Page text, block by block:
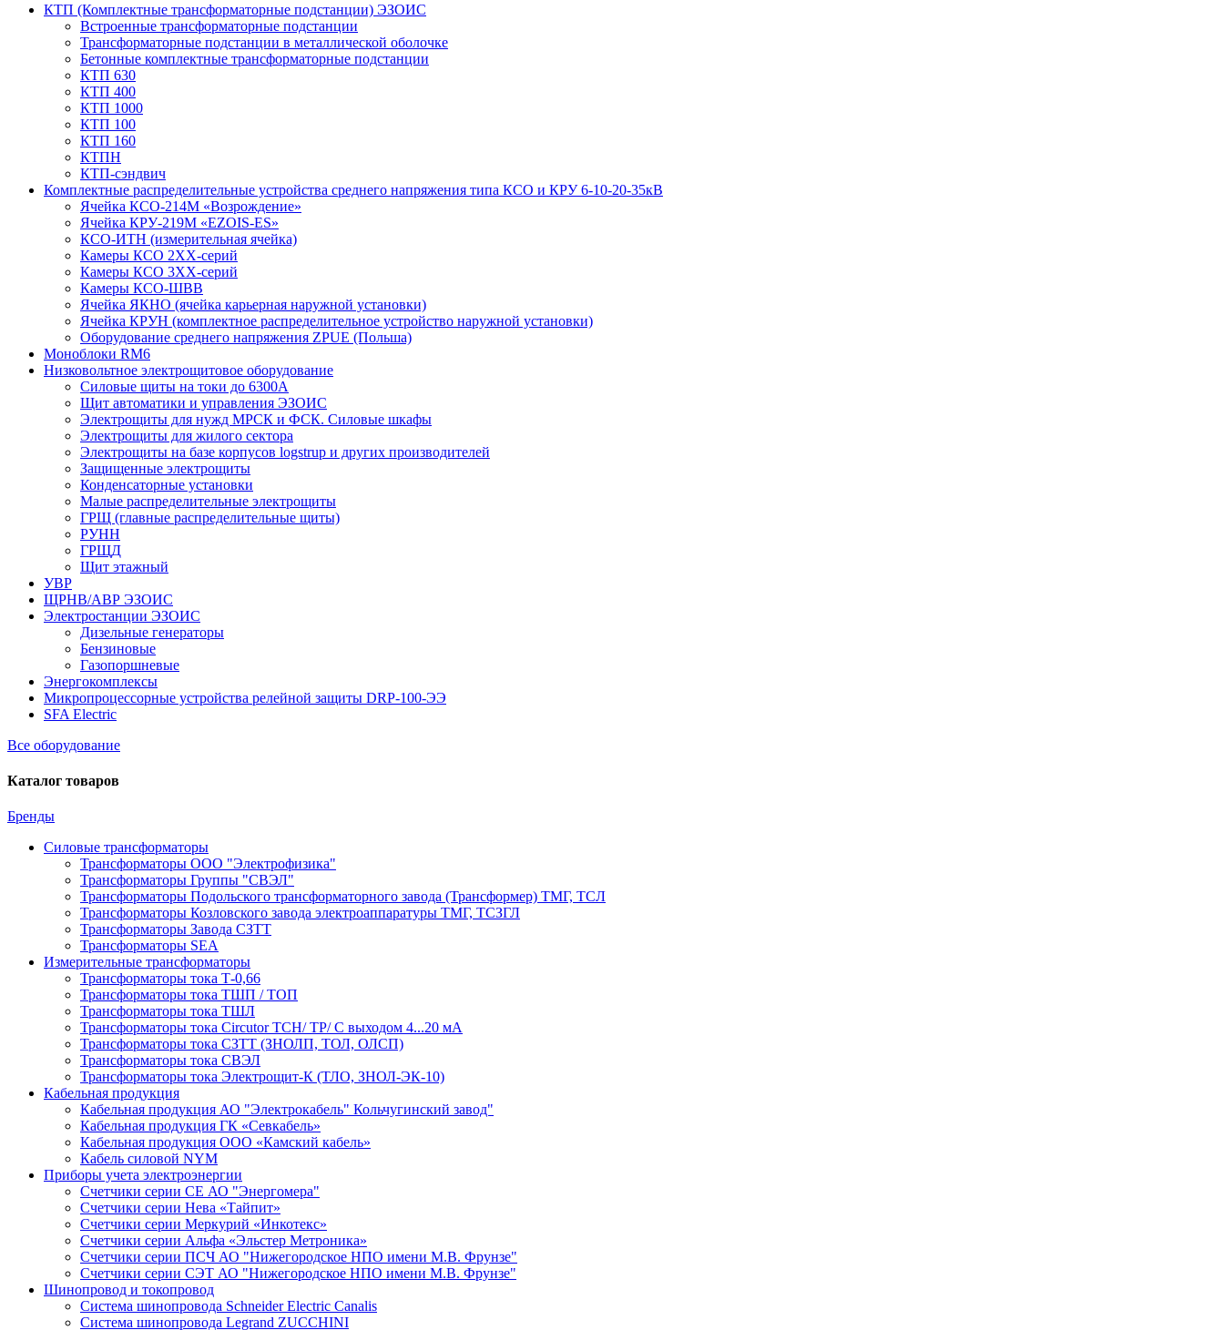
КТП (Комплектные трансформаторные подстанции) ЭЗОИС
Встроенные трансформаторные подстанции
Трансформаторные подстанции в металлической оболочке
Бетонные комплектные трансформаторные подстанции
КТП 630
КТП 400
КТП 1000
КТП 100
КТП 160
КТПН
КТП-сэндвич
Комплектные распределительные устройства среднего напряжения типа КСО и КРУ 6-10-20-35кВ
Ячейка КСО-214М «Возрождение»
Ячейка КРУ-219М «EZOIS-ES»
КСО-ИТН (измерительная ячейка)
Камеры КСО 2ХХ-серий
Камеры КСО 3ХХ-серий
Камеры КСО-ШВВ
Ячейка ЯКНО (ячейка карьерная наружной установки)
Ячейка КРУН (комплектное распределительное устройство наружной установки)
Оборудование среднего напряжения ZPUE (Польша)
Моноблоки RM6
Низковольтное электрощитовое оборудование
Силовые щиты на токи до 6300А
Щит автоматики и управления ЭЗОИС
Электрощиты для нужд МРСК и ФСК. Силовые шкафы
Электрощиты для жилого сектора
Электрощиты на базе корпусов logstrup и других производителей
Защищенные электрощиты
Конденсаторные установки
Малые распределительные электрощиты
ГРЩ (главные распределительные щиты)
РУНН
ГРЩД
Щит этажный
УВР
ЩРНВ/АВР ЭЗОИС
Электростанции ЭЗОИС
Дизельные генераторы
Бензиновые
Газопоршневые
Энергокомплексы
Микропроцессорные устройства релейной защиты DRP-100-ЭЭ
SFA Electric
Все оборудование
Каталог товаров
Бренды
Силовые трансформаторы
Трансформаторы ООО "Электрофизика"
Трансформаторы Группы "СВЭЛ"
Трансформаторы Подольского трансформаторного завода (Трансформер) ТМГ, ТСЛ
Трансформаторы Козловского завода электроаппаратуры ТМГ, ТСЗГЛ
Трансформаторы Завода СЗТТ
Трансформаторы SEA
Измерительные трансформаторы
Трансформаторы тока Т-0,66
Трансформаторы тока ТШП / ТОП
Трансформаторы тока ТШЛ
Трансформаторы тока Circutor TCH/ TP/ С выходом 4...20 мА
Трансформаторы тока СЗТТ (ЗНОЛП, ТОЛ, ОЛСП)
Трансформаторы тока СВЭЛ
Трансформаторы тока Электрощит-К (ТЛО, ЗНОЛ-ЭК-10)
Кабельная продукция
Кабельная продукция АО "Электрокабель" Кольчугинский завод"
Кабельная продукция ГК «Севкабель»
Кабельная продукция ООО «Камский кабель»
Кабель силовой NYM
Приборы учета электроэнергии
Счетчики серии СЕ АО "Энергомера"
Счетчики серии Нева «Тайпит»
Счетчики серии Меркурий «Инкотекс»
Счетчики серии Альфа «Эльстер Метроника»
Счетчики серии ПСЧ АО "Нижегородское НПО имени М.В. Фрунзе"
Счетчики серии СЭТ АО "Нижегородское НПО имени М.В. Фрунзе"
Шинопровод и токопровод
Система шинопровода Schneider Electric Canalis
Система шинопровода Legrand ZUCCHINI